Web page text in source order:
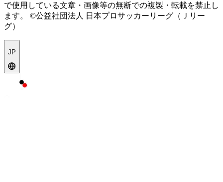
で使用している文章・画像等の無断での複製・転載を禁止し
ます。
©公益社団法人 日本プロサッカーリーグ（Ｊリー
グ）
JP